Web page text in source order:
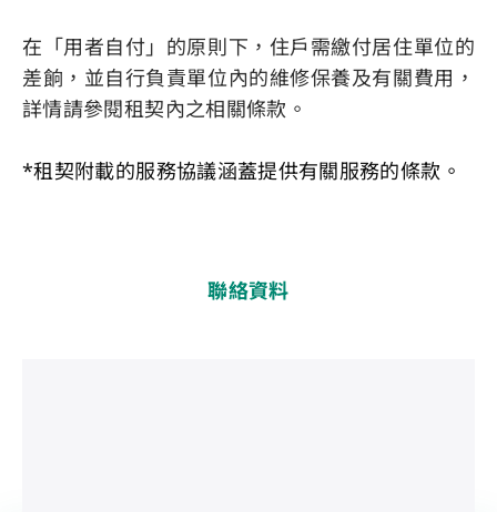
在「用者自付」的原則下，住戶需繳付居住單位的
差餉，並自行負責單位內的維修保養及有關費用，
詳情請參閱租契內之相關條款。
*租契附載的服務協議涵蓋提供有關服務的條款。
聯絡資料